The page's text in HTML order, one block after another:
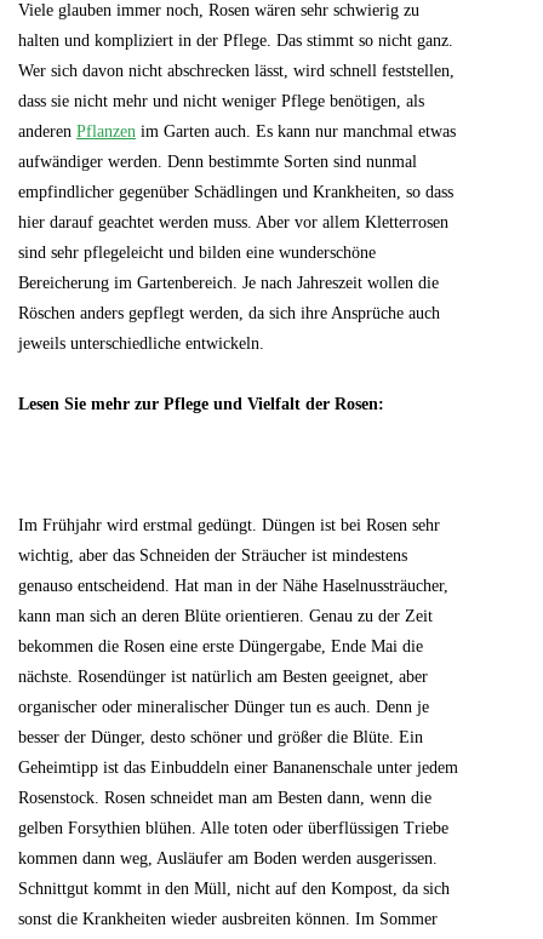
Viele glauben immer noch, Rosen wären sehr schwierig zu
halten und kompliziert in der Pflege. Das stimmt so nicht ganz.
Wer sich davon nicht abschrecken lässt, wird schnell feststellen,
dass sie nicht mehr und nicht weniger Pflege benötigen, als
anderen Pflanzen im Garten auch. Es kann nur manchmal etwas
aufwändiger werden. Denn bestimmte Sorten sind nunmal
empfindlicher gegenüber Schädlingen und Krankheiten, so dass
hier darauf geachtet werden muss. Aber vor allem Kletterrosen
sind sehr pflegeleicht und bilden eine wunderschöne
Bereicherung im Gartenbereich. Je nach Jahreszeit wollen die
Röschen anders gepflegt werden, da sich ihre Ansprüche auch
jeweils unterschiedliche entwickeln.
Lesen Sie mehr zur Pflege und Vielfalt der Rosen:
Im Frühjahr wird erstmal gedüngt. Düngen ist bei Rosen sehr
wichtig, aber das Schneiden der Sträucher ist mindestens
genauso entscheidend. Hat man in der Nähe Haselnussträucher,
kann man sich an deren Blüte orientieren. Genau zu der Zeit
bekommen die Rosen eine erste Düngergabe, Ende Mai die
nächste. Rosendünger ist natürlich am Besten geeignet, aber
organischer oder mineralischer Dünger tun es auch. Denn je
besser der Dünger, desto schöner und größer die Blüte. Ein
Geheimtipp ist das Einbuddeln einer Bananenschale unter jedem
Rosenstock. Rosen schneidet man am Besten dann, wenn die
gelben Forsythien blühen. Alle toten oder überflüssigen Triebe
kommen dann weg, Ausläufer am Boden werden ausgerissen.
Schnittgut kommt in den Müll, nicht auf den Kompost, da sich
sonst die Krankheiten wieder ausbreiten können. Im Sommer